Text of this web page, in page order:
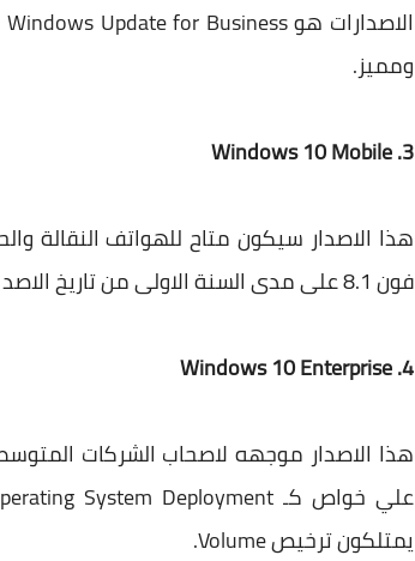
ومميز.
3. Windows 10 Mobile
فون 8.1 على مدى السنة الاولى من تاريخ الاصدار الرسمي لويندوز 10، سيتاح لهم التحديث الي هذا الاصدار مجاناً.
4. Windows 10 Enterprise
يمتلكون ترخيص Volume.